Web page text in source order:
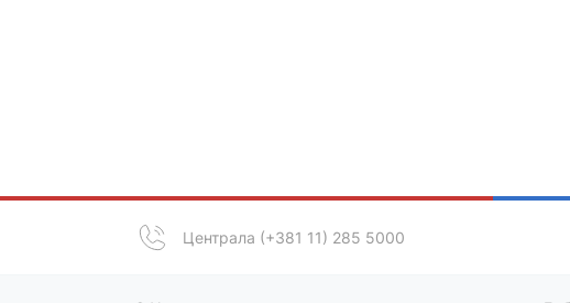
Централа (+381 11) 285 5000